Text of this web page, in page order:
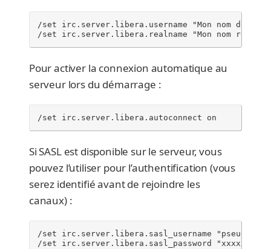
/set irc.server.libera.username "Mon nom
/set irc.server.libera.realname "Mon nom réel"
Pour activer la connexion automatique au
serveur lors du démarrage :
/set irc.server.libera.autoconnect on
Si SASL est disponible sur le serveur, vous
pouvez l’utiliser pour l’authentification (vous
serez identifié avant de rejoindre les
canaux) :
/set irc.server.libera.sasl_username "pseudo"
/set irc.server.libera.sasl_password "xxxxxxx"